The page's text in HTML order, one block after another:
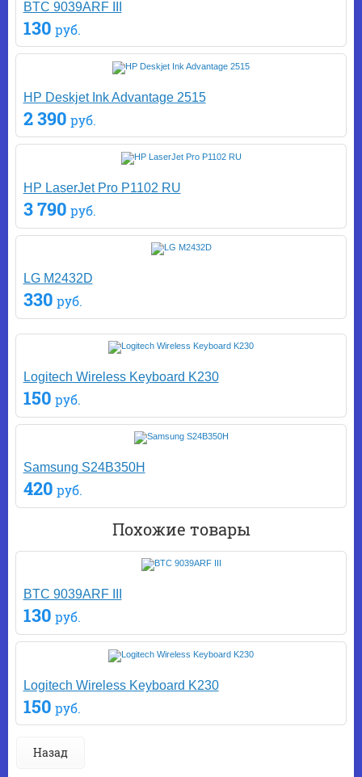
BTC 9039ARF III
130 руб.
HP Deskjet Ink Advantage 2515
2 390 руб.
HP LaserJet Pro P1102 RU
3 790 руб.
LG M2432D
330 руб.
Logitech Wireless Keyboard K230
150 руб.
Samsung S24B350H
420 руб.
Похожие товары
BTC 9039ARF III
130 руб.
Logitech Wireless Keyboard K230
150 руб.
Назад